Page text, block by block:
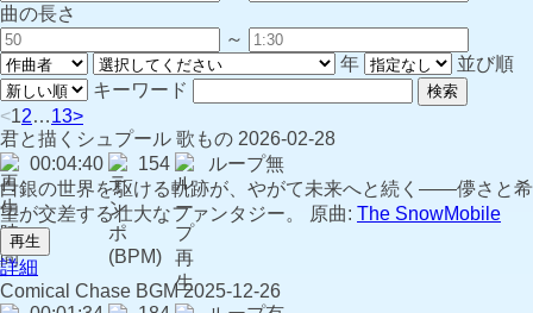
曲の長さ
～
年
並び順
キーワード
検索
<12…13>
君と描くシュプール 歌もの 2026-02-28
00:04:40
154
ループ無
白銀の世界を駆ける軌跡が、やがて未来へと続く――儚さと希
望が交差する壮大なファンタジー。 原曲: The SnowMobile
再生
詳細
Comical Chase BGM 2025-12-26